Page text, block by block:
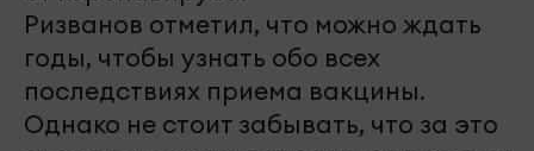
Ризванов отметил, что можно ждать
годы, чтобы узнать обо всех
последствиях приема вакцины.
Однако не стоит забывать, что за это